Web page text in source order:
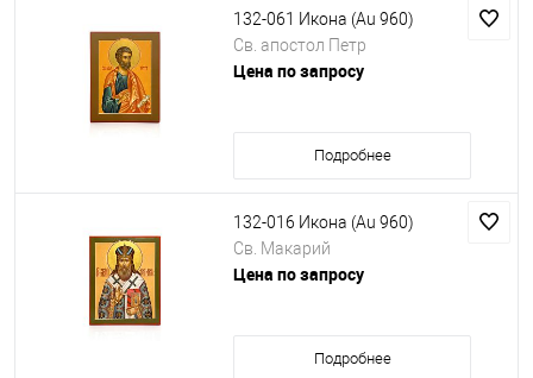
132-061 Икона (Au 960)
Св. апостол Петр
Цена по запросу
Подробнее
132-016 Икона (Au 960)
Св. Макарий
Цена по запросу
Подробнее